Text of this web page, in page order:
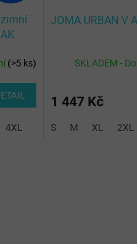
(>5 ks)
4XL
JOMA URBAN V
SKLADEM -
1 447 Kč
S M XL 2XL